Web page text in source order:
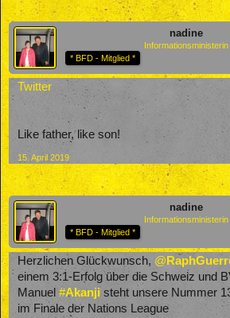
nadine
Informationsministerin
* BFD - Mitglied *
Twitter
Like father, like son!
15. April 2019
nadine
Informationsministerin
* BFD - Mitglied *
Herzlichen Glückwunsch, @
einem 3:1-Erfolg über die Schweiz und
Manuel#Akanjisteht unsere Nummer
im Finale der Nations League